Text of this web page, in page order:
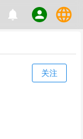
notifications person language
关注